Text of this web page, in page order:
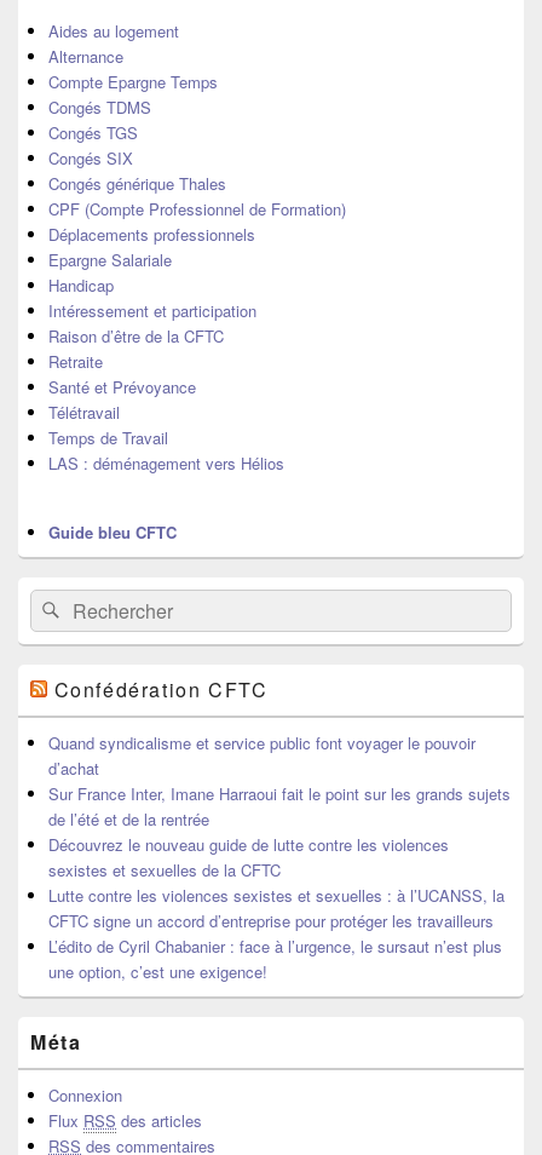
la
barre
latérale
Aides au logement
Alternance
Compte Epargne Temps
Congés TDMS
Congés TGS
Congés SIX
Congés générique Thales
CPF (Compte Professionnel de Formation)
Déplacements professionnels
Epargne Salariale
Handicap
Intéressement et participation
Raison d’être de la CFTC
Retraite
Santé et Prévoyance
Télétravail
Temps de Travail
LAS : déménagement vers Hélios
Guide bleu CFTC
Recherche :
Rechercher
Confédération CFTC
Quand syndicalisme et service public font voyager le pouvoir
d’achat
Sur France Inter, Imane Harraoui fait le point sur les grands sujets
de l’été et de la rentrée
Découvrez le nouveau guide de lutte contre les violences
sexistes et sexuelles de la CFTC
Lutte contre les violences sexistes et sexuelles : à l’UCANSS, la
CFTC signe un accord d’entreprise pour protéger les travailleurs
L’édito de Cyril Chabanier : face à l’urgence, le sursaut n’est plus
une option, c’est une exigence!
Méta
Connexion
Flux RSS des articles
RSS des commentaires